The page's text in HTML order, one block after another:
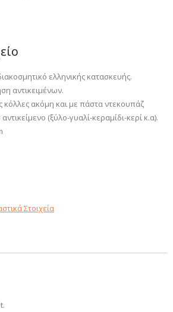
ελληνικής κατασκευής.
αντικειμένων.
κόλλες ακόμη και με πάστα ντεκουπάζ
(ξύλο-γυαλί-κεραμίδι-κερί κ.α).
Στοιχεία